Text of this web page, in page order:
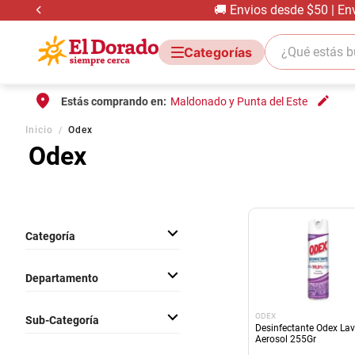
🚚 Envios desde $50 |
¿Qué estás
Estás comprando en: Maldonado y Punta del Este
Inicio Odex
Odex
Departamento
Categoría
Sub-Categoría ODEX
Desinfectante Odex
Aerosol 255Gr